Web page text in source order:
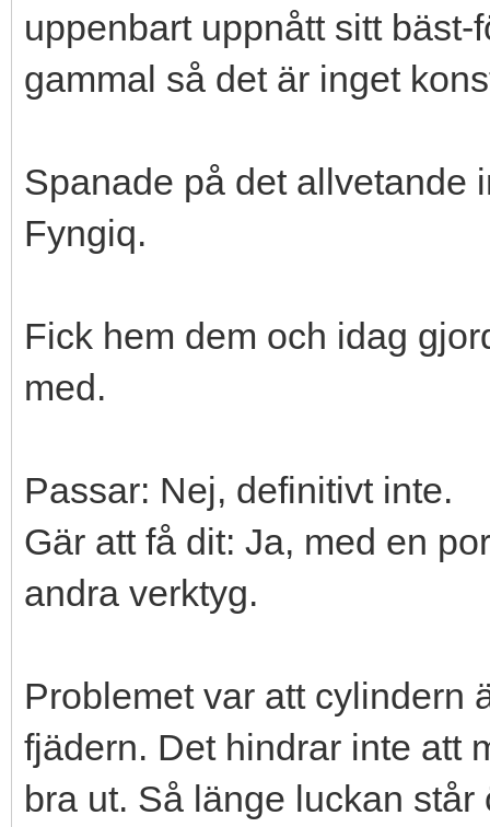
uppenbart uppnått sitt
gammal så det är inget
Spanade på det allvetande
Fyngiq.
Fick hem dem och idag
med.
Passar: Nej, definitivt inte.
Gär att få dit: Ja, med en
andra verktyg.
Problemet var att cylindern
fjädern. Det hindrar inte att
bra ut. Så länge luckan